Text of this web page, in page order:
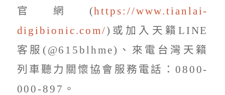
官網(https://www.tianlai-
digibionic.com/)或加入天籟LINE
客服(@615blhme)、來電台灣天籟
列車聽力關懷協會服務電話：0800-
000-897。